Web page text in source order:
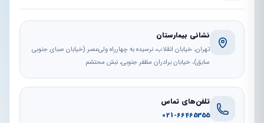
نشانی بیمارستان
تهران، خیابان انقلاب، نرسیده به چهارراه ولی‌عصر (خیابان صبای جنوبی
سابق)، خیابان برادران مظفر جنوبی، نبش محتشم
تلفن‌های تماس
021-66465355